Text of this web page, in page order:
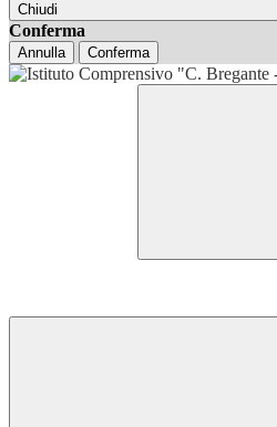
Chiudi
Conferma
Annulla Conferma